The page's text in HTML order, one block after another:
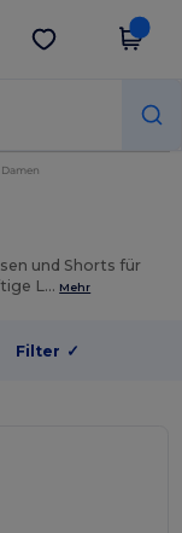
App holen
Damen
und Shorts für
L… Mehr
Filter ✓